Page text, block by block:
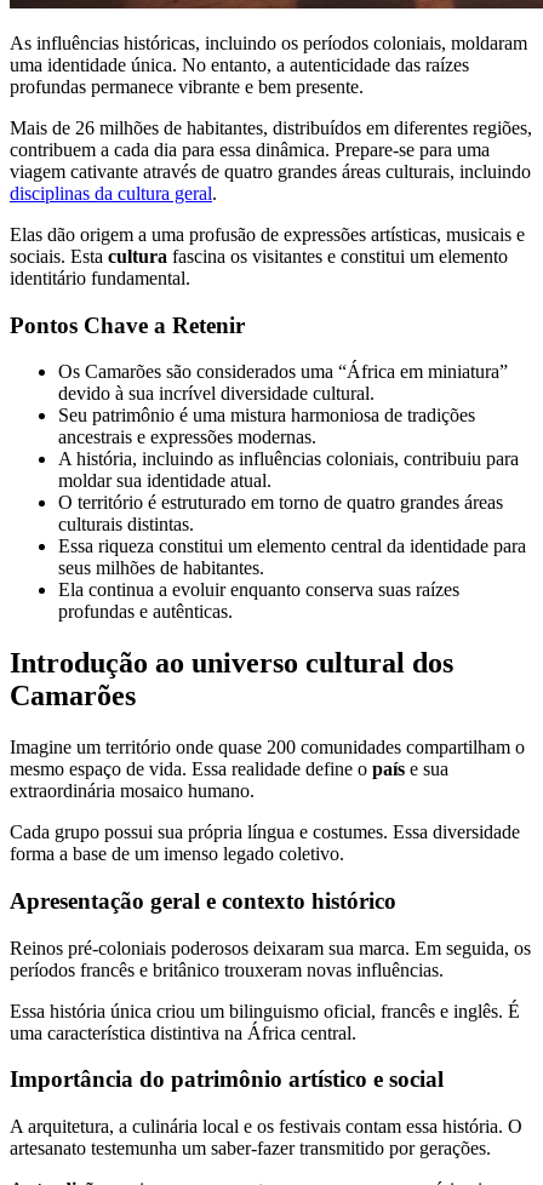
As influências históricas, incluindo os períodos coloniais, moldaram
uma identidade única. No entanto, a autenticidade das raízes
profundas permanece vibrante e bem presente.
Mais de 26 milhões de habitantes, distribuídos em diferentes regiões,
contribuem a cada dia para essa dinâmica. Prepare-se para uma
viagem cativante através de quatro grandes áreas culturais, incluindo
disciplinas da cultura geral.
Elas dão origem a uma profusão de expressões artísticas, musicais e
sociais. Esta cultura fascina os visitantes e constitui um elemento
identitário fundamental.
Pontos Chave a Retenir
Os Camarões são considerados uma “África em miniatura”
devido à sua incrível diversidade cultural.
Seu patrimônio é uma mistura harmoniosa de tradições
ancestrais e expressões modernas.
A história, incluindo as influências coloniais, contribuiu para
moldar sua identidade atual.
O território é estruturado em torno de quatro grandes áreas
culturais distintas.
Essa riqueza constitui um elemento central da identidade para
seus milhões de habitantes.
Ela continua a evoluir enquanto conserva suas raízes
profundas e autênticas.
Introdução ao universo cultural dos
Camarões
Imagine um território onde quase 200 comunidades compartilham o
mesmo espaço de vida. Essa realidade define o país e sua
extraordinária mosaico humano.
Cada grupo possui sua própria língua e costumes. Essa diversidade
forma a base de um imenso legado coletivo.
Apresentação geral e contexto histórico
Reinos pré-coloniais poderosos deixaram sua marca. Em seguida, os
períodos francês e britânico trouxeram novas influências.
Essa história única criou um bilinguismo oficial, francês e inglês. É
uma característica distintiva na África central.
Importância do patrimônio artístico e social
A arquitetura, a culinária local e os festivais contam essa história. O
artesanato testemunha um saber-fazer transmitido por gerações.